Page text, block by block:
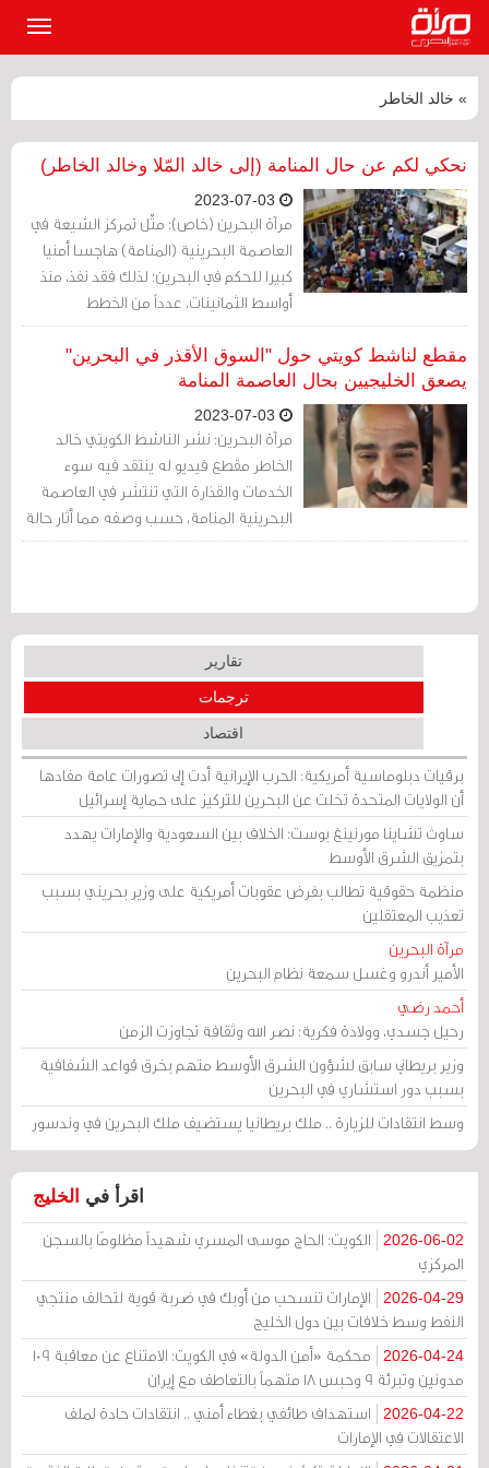
» خالد الخاطر
نحكي لكم عن حال المنامة (إلى خالد المّلا وخالد الخاطر)
مرآة البحرين (خاص): مثّل تمركز الشيعة في
العاصمة البحرينية (المنامة) هاجسا أمنيا
كبيرا للحكم في البحرين؛ لذلك فقد نفذ، منذ
أواسط الثمانينات، عدداً من الخطط
والسياسات لتفريغ العاصمة من المواطنين،
وتركيز الجاليات الآسيوية فيها.
مقطع لناشط كويتي حول "السوق الأقذر في البحرين"
يصعق الخليجيين بحال العاصمة المنامة
مرآة البحرين: نشر الناشط الكويتي خالد
الخاطر مقطع فيديو له ينتقد فيه سوء
الخدمات والقذارة التي تنتشر في العاصمة
البحرينية المنامة، حسب وصفه مما أثار حالة
من التفاعل والجدل على مواقع التواصل
تقارير
ترجمات
اقتصاد
برقيات دبلوماسية أمريكية: الحرب الإيرانية أدت إلى تصورات عامة مفادها
أن الولايات المتحدة تخلت عن البحرين للتركيز على حماية إسرائيل
ساوث تشاينا مورنينغ بوست: الخلاف بين السعودية والإمارات يهدد
بتمزيق الشرق الأوسط
منظمة حقوقية تطالب بفرض عقوبات أمريكية على وزير بحريني بسبب
تعذيب المعتقلين
مرآة البحرين
الأمير أندرو وغسل سمعة نظام البحرين
أحمد رضي
رحيل جسدي، وولادة فكرية: نصر الله وثقافة تجاوزت الزمن
وزير بريطاني سابق لشؤون الشرق الأوسط متهم بخرق قواعد الشفافية
بسبب دور استشاري في البحرين
وسط انتقادات للزيارة .. ملك بريطانيا يستضيف ملك البحرين في وندسور
اقرأ في الخليج
2026-06-02
الكويت: الحاج موسى المسري شهيداً مظلومًا بالسجن
المركزي
2026-04-29
الإمارات تنسحب من أوبك في ضربة قوية لتحالف منتجي
النفط وسط خلافات بين دول الخليج
2026-04-24
محكمة «أمن الدولة» في الكويت: الامتناع عن معاقبة 109
مدونين وتبرئة 9 وحبس 18 متهماً بالتعاطف مع إيران
2026-04-22
استهداف طائفي بغطاء أمني .. انتقادات حادة لملف
الاعتقالات في الإمارات